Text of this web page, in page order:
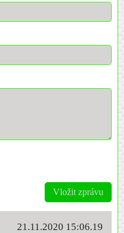
Vložit zprávu
21.11.2020 15:06.19